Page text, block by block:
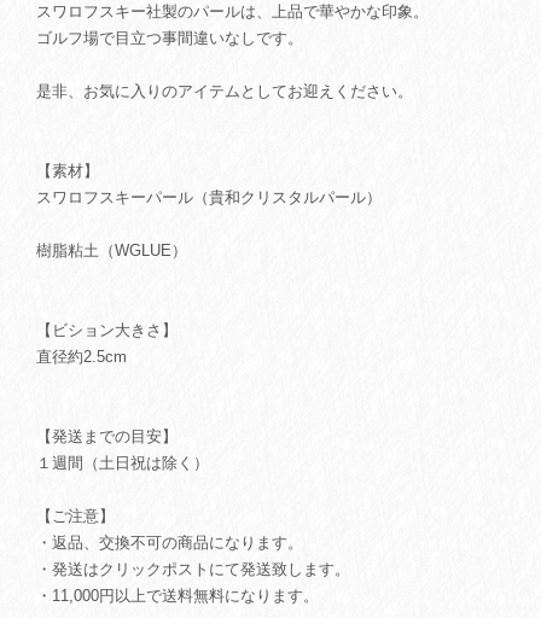
スワロフスキー社製のパールは、上品で華やかな印象。
ゴルフ場で目立つ事間違いなしです。
是非、お気に入りのアイテムとしてお迎えください。
【素材】
スワロフスキーパール（貴和クリスタルパール）
樹脂粘土（WGLUE）
【ビション大きさ】
直径約2.5cm
【発送までの目安】
１週間（土日祝は除く）
【ご注意】
・返品、交換不可の商品になります。
・発送はクリックポストにて発送致します。
・11,000円以上で送料無料になります。